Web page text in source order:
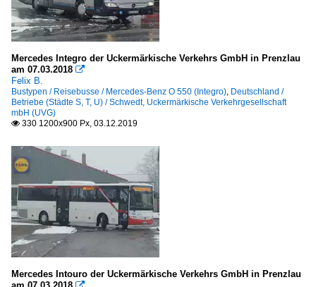
Mercedes Integro der Uckermärkische Verkehrs GmbH in Prenzlau
am 07.03.2018 
Felix B.
Bustypen / Reisebusse / Mercedes-Benz O 550 (Integro), Deutschland /
Betriebe (Städte S, T, U) / Schwedt, Uckermärkische Verkehrgesellschaft
mbH (UVG)
 330 1200x900 Px, 03.12.2019
Mercedes Intouro der Uckermärkische Verkehrs GmbH in Prenzlau